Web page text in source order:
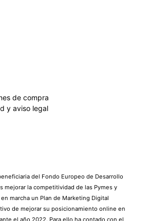
de compra
y aviso legal
del Fondo Europeo de Desarrollo
mejorar la competitividad de las Pymes y
marcha un Plan de Marketing Digital
de mejorar su posicionamiento online en
el año 2022. Para ello ha contado con el